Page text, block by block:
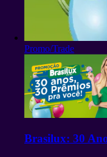
Promo/Trade
Brasilux: 30